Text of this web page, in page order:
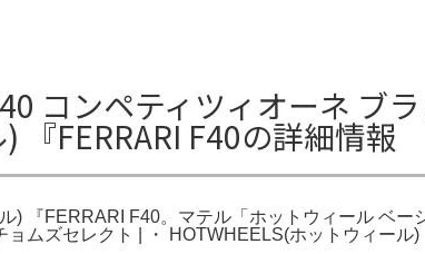
コンペティツィオーネ ブ
『FERRARI F40の詳細情報
) 『FERRARI F40。マテル「ホットウィール ベ
ムズセレクト | ・ HOTWHEELS(ホットウィー